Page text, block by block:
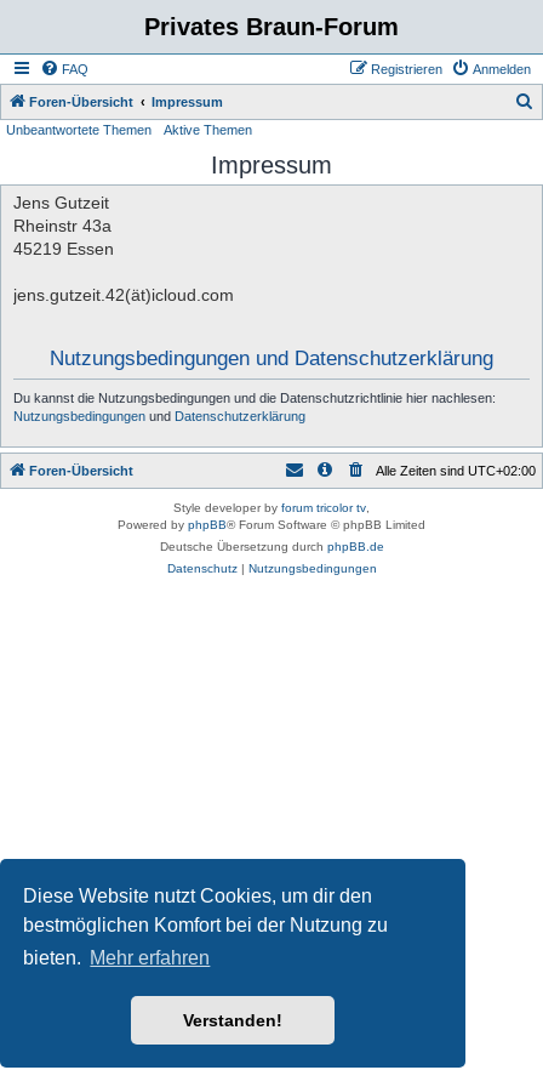
Diese Website nutzt Cookies, um dir den
bestmöglichen Komfort bei der Nutzung zu
bieten. Mehr erfahren
Verstanden!
Privates Braun-Forum
FAQ Anmelden
Registrieren
Foren-Übersicht Impressum
h
Unbeantwortete Themen Aktive Themen
Impressum
Jens Gutzeit
Rheinstr 43a
45219 Essen
jens.gutzeit.42(ät)icloud.com
Nutzungsbedingungen und Datenschutzerklärung
Du kannst die Nutzungsbedingungen und die Datenschutzrichtlinie hier nachlesen:
Nutzungsbedingungen und Datenschutzerklärung
Foren-Übersicht Alle Zeiten sind UTC+02:00
Style developer by forum tricolor tv
Powered by phpBB® Forum Software © phpBB Limited
Deutsche Übersetzung durch phpBB.de
Datenschutz| Nutzungsbedingungen